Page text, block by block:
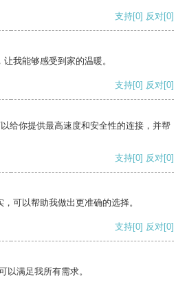
支持[0] 反对[0]
我能够感受到家的温暖。
支持[0] 反对[0]
给你提供最高速度和安全性的连接，并帮
支持[0] 反对[0]
可以帮助我做出更准确的选择。
支持[0] 反对[0]
以满足我所有需求。